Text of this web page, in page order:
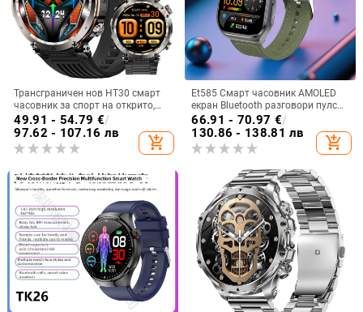
Трансграничен нов HT30 смарт
часовник за спорт на открито,
водоустойчив, Bluetooth
разговори, 1.7 голям екран, пулс,
кръвен кислород, LED светлина
49.91 - 54.79 €/
97.62 - 107.16 лв
add_shopping_cart
Et585 Смарт часовник AMOLED
екран Bluetooth разговори пулс
сън крачкомер спортен часовник
гривна трансграничен
66.91 - 70.97 €/
130.86 - 138.81 лв
add_shopping_cart